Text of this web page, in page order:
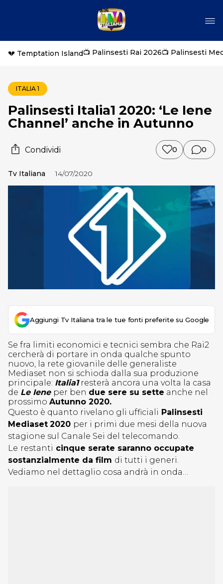
💔 Temptation Island📺 Palinsesti Rai 2026📺 Palinsesti
ITALIA 1
Palinsesti Italia1 2020: ‘Le Iene
Channel’ anche in Autunno
Condividi 0 0
Tv Italiana 14/07/2020
Aggiungi Tv Italiana tra le tue fonti preferite su Google
Se fra limiti economici e tecnici sembra che Rai2
cercherà di portare in onda qualche spunto
nuovo, la rete giovanile delle generaliste
Mediaset non si schioda dalla sua produzione
principale: Italia1resterà ancora una volta la casa
de Le Iene per ben due sere su sette anche nel
prossimo Autunno 2020.
Questo è quanto rivelano gli ufficiali Palinsesti
Mediaset 2020 per i primi due mesi della nuova
stagione sul Canale Sei del telecomando.
Le restanti cinque serate saranno occupate
sostanzialmente da film di tutti i generi.
Vediamo nel dettaglio cosa andrà in onda…